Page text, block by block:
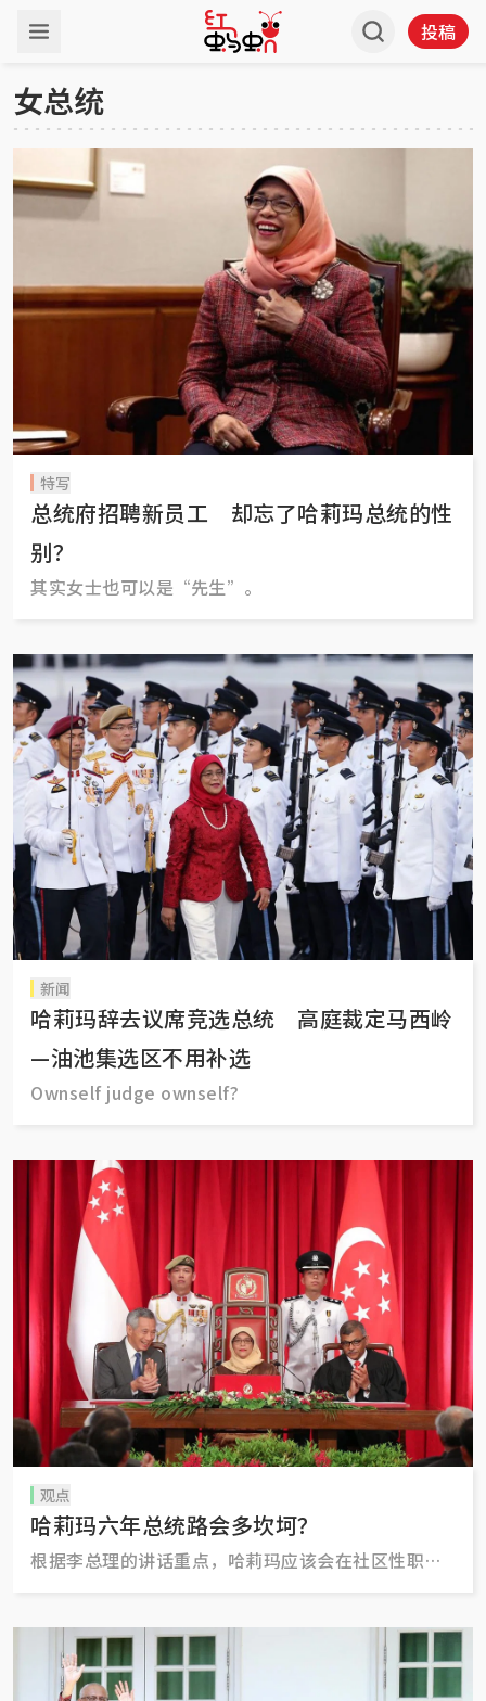
投稿
女总统
特写
总统府招聘新员工 却忘了哈莉玛总统的性
别？
其实女士也可以是“先生”。
新闻
哈莉玛辞去议席竞选总统 高庭裁定马西岭
—油池集选区不用补选
Ownself judge ownself?
观点
哈莉玛六年总统路会多坎坷？
根据李总理的讲话重点，哈莉玛应该会在社区性职责
人”。